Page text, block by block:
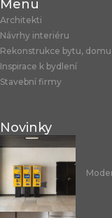
Menu
Architekti
Návrhy interiéru
Rekonstrukce bytu, domu
Inspirace k bydlení
Stavební firmy
Novinky